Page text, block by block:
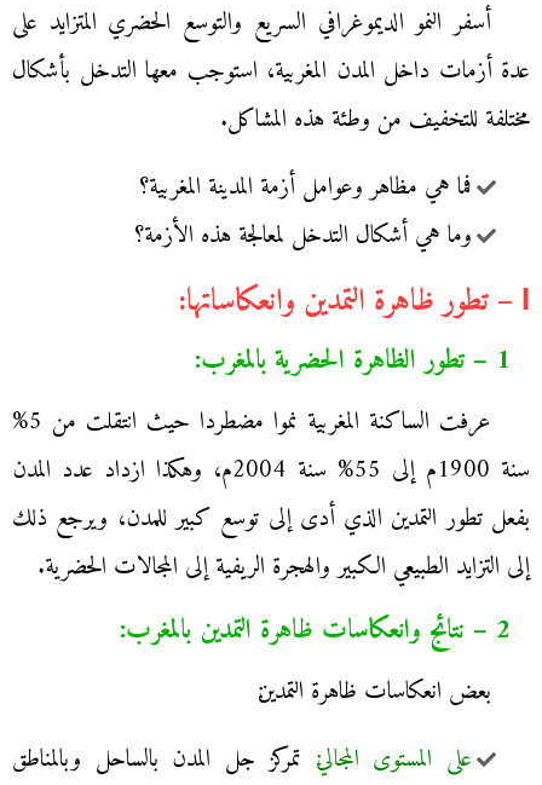
أسفر النمو الديموغرافي السريع والتوسع الحضري المتزايد على
عدة أزمات داخل المدن المغربية، استوجب معها التدخل بأشكال
مختلفة للتخفيف من وطئة هذه المشاكل.
فما هي مظاهر وعوامل أزمة المدينة المغربية؟
وما هي أشكال التدخل لمعالجة هذه الأزمة؟
І – تطور ظاهرة التمدين وانعكاساتها:
1 – تطور الظاهرة الحضرية بالمغرب:
عرفت الساكنة المغربية نموا مضطردا حيث انتقلت من 5%
سنة 1900م إلى 55% سنة 2004م، وهكذا ازداد عدد المدن
بفعل تطور التمدين الذي أدى إلى توسع كبير للمدن، ويرجع ذلك
إلى التزايد الطبيعي الكبير والهجرة الريفية إلى المجالات الحضرية.
2 – نتائج وانعكاسات ظاهرة التمدين بالمغرب:
بعض انعكاسات ظاهرة التمدين׃
على المستوى المجالي׃ تمركز جل المدن بالساحل وبالمناطق